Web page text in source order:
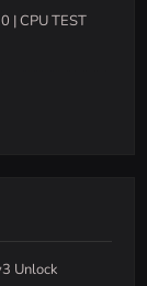
| CPU TEST
Unlock